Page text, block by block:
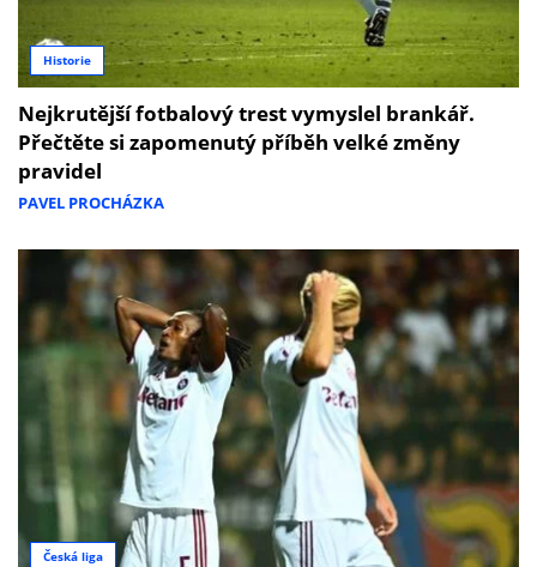
Historie
Nejkrutější fotbalový trest vymyslel brankář.
Přečtěte si zapomenutý příběh velké změny
pravidel
PAVEL PROCHÁZKA
Česká liga